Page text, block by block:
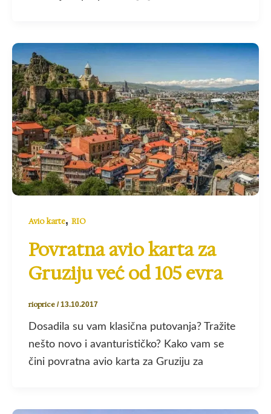
Avio karte, RIO
Povratna avio karta za
Gruziju već od 105 evra
rioprice /13.10.2017
Dosadila su vam klasična putovanja? Tražite
nešto novo i avanturističko? Kako vam se
čini povratna avio karta za Gruziju za